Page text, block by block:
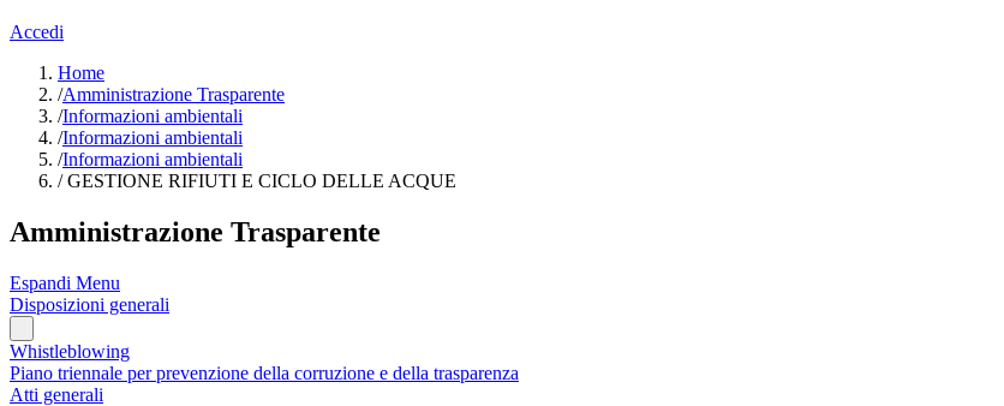
Accedi
Home
/Amministrazione Trasparente
/Informazioni ambientali
/Informazioni ambientali
/Informazioni ambientali
/GESTIONE RIFIUTI E CICLO DELLE ACQUE
Amministrazione Trasparente
Espandi Menu
Disposizioni generali
Whistleblowing
Piano triennale per prevenzione della corruzione e della trasparenza
Atti generali